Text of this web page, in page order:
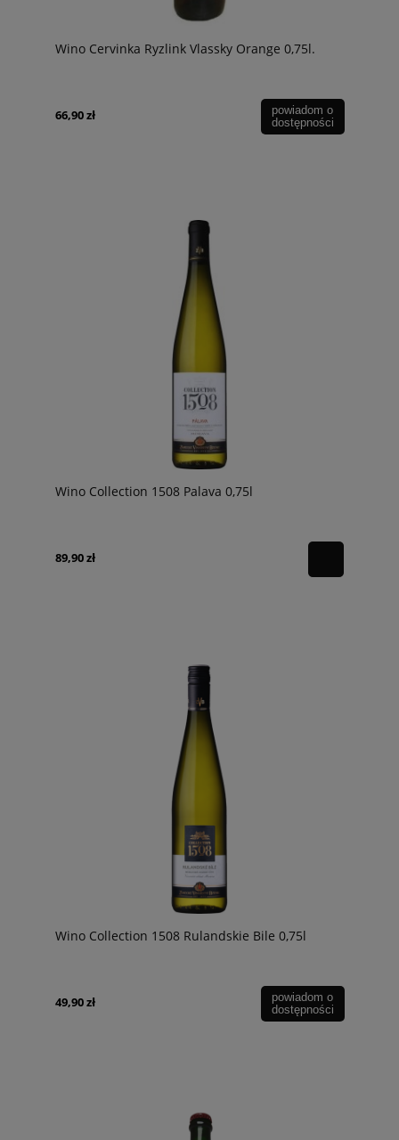
Wino Cervinka Ryzlink Vlassky Orange 0,75l.
66,90 zł
powiadom o
dostępności
Wino Collection 1508 Palava 0,75l
89,90 zł
Wino Collection 1508 Rulandskie Bile 0,75l
49,90 zł
powiadom o
dostępności